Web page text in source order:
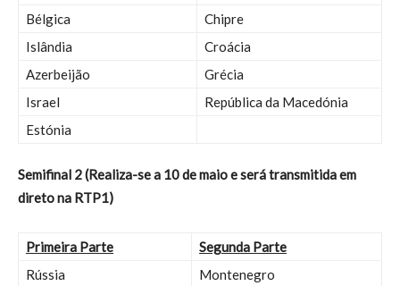
Bélgica
Chipre
Islândia
Croácia
Azerbeijão
Grécia
Israel
República da Macedónia
Estónia
Semifinal 2 (Realiza-se a 10 de maio e será transmitida em
direto na RTP1)
Primeira Parte
Segunda Parte
Rússia
Montenegro